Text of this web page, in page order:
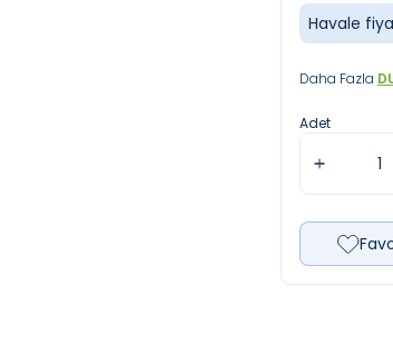
Havale
Daha Fazla
Adet